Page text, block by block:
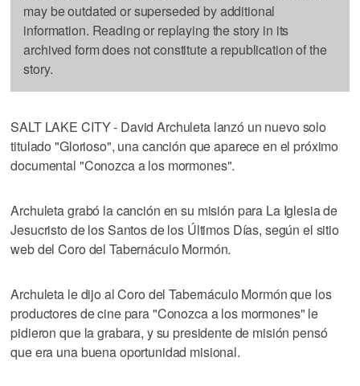
may be outdated or superseded by additional
information. Reading or replaying the story in its
archived form does not constitute a republication of the
story.
SALT LAKE CITY - David Archuleta lanzó un nuevo solo
titulado "Glorioso", una canción que aparece en el próximo
documental "Conozca a los mormones".
Archuleta grabó la canción en su misión para La Iglesia de
Jesucristo de los Santos de los Últimos Días, según el sitio
web del Coro del Tabernáculo Mormón.
Archuleta le dijo al Coro del Tabernáculo Mormón que los
productores de cine para "Conozca a los mormones" le
pidieron que la grabara, y su presidente de misión pensó
que era una buena oportunidad misional.